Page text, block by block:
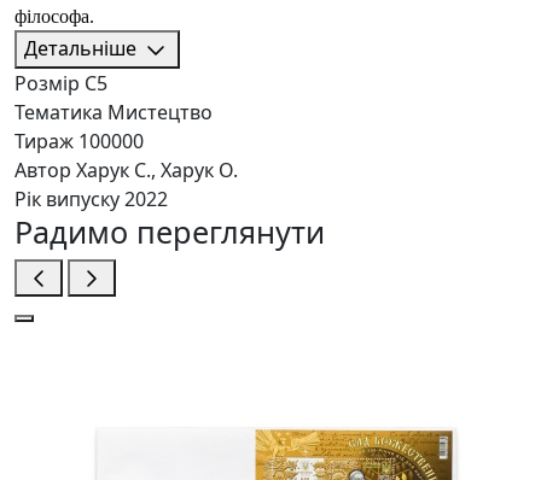
філософа.
Детальніше
Розмір С5
Тематика Мистецтво
Тираж 100000
Автор Харук С., Харук О.
Рік випуску2022
Радимо переглянути